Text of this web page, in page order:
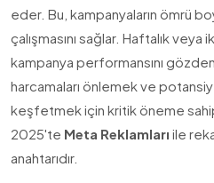
eder. Bu, kampanyaların ömrü
çalışmasını sağlar. Haftalık
kampanya performansını
harcamaları önlemek ve
keşfetmek için kritik öneme
2025'te Meta Reklamları ile
anahtarıdır.